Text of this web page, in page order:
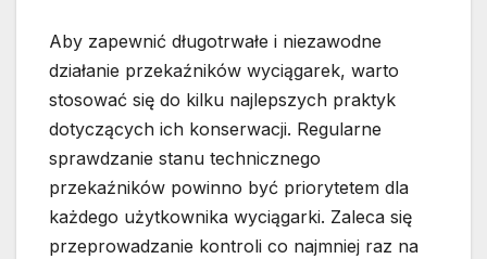
Aby zapewnić długotrwałe i niezawodne
działanie przekaźników wyciągarek, warto
stosować się do kilku najlepszych praktyk
dotyczących ich konserwacji. Regularne
sprawdzanie stanu technicznego
przekaźników powinno być priorytetem dla
każdego użytkownika wyciągarki. Zaleca się
przeprowadzanie kontroli co najmniej raz na